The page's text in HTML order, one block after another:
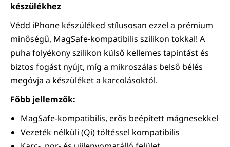
készülékhez
Védd iPhone készüléked stílusosan ezzel a prémium
minőségű, MagSafe-kompatibilis szilikon tokkal! A
puha folyékony szilikon külső kellemes tapintást és
biztos fogást nyújt, míg a mikroszálas belső bélés
megóvja a készüléket a karcolásoktól.
Főbb jellemzők:
MagSafe-kompatibilis, erős beépített mágnesekkel
Vezeték nélküli (Qi) töltéssel kompatibilis